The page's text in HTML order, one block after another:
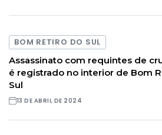
BOM RETIRO DO SUL
Assassinato com requintes de
é registrado no interior de Bom
Sul
13 DE ABRIL DE 2024